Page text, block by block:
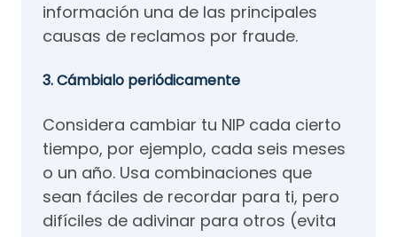
información una de las principales
causas de reclamos por fraude.
3. Cámbialo periódicamente
Considera cambiar tu NIP cada cierto
tiempo, por ejemplo, cada seis meses
o un año. Usa combinaciones que
sean fáciles de recordar para ti, pero
difíciles de adivinar para otros (evita